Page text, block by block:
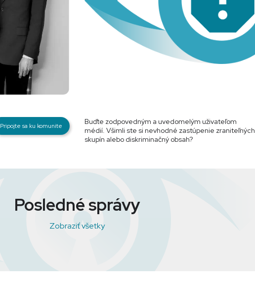
Pripojte sa ku komunite
Buďte zodpovedným a uvedomelým uživateľom
médií. Všimli ste si nevhodné zastúpenie zraniteľných
skupín alebo diskriminačný obsah?
Posledné správy
Zobraziť všetky